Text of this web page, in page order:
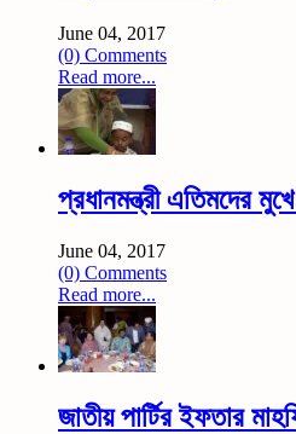
June 04, 2017
(0) Comments
Read more...
প্রধানমন্ত্রী এতিমদের
June 04, 2017
(0) Comments
Read more...
জাতীয় পার্টির ইফতার